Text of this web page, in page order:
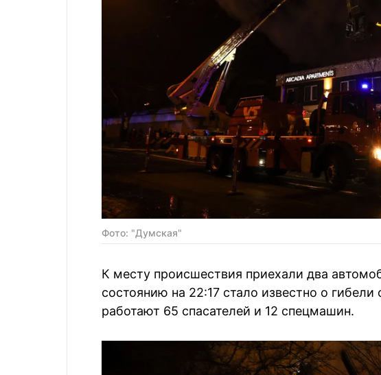
Фото: "Думская"
К месту происшествия приехали два
состоянию на 22:17 стало известно о
работают 65 спасателей и 12 спецмашин.